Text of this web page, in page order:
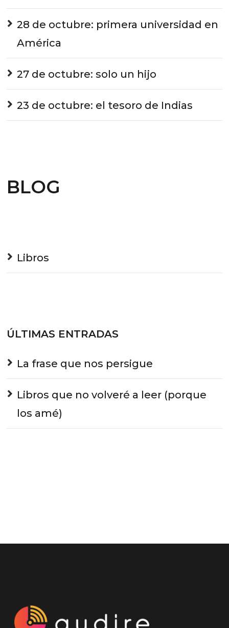
28 de octubre: primera universidad en
América
27 de octubre: solo un hijo
23 de octubre: el tesoro de Indias
BLOG
Libros
ÚLTIMAS ENTRADAS
La frase que nos persigue
Libros que no volveré a leer (porque
los amé)